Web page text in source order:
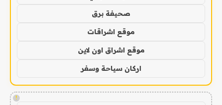
صحيفة برق
موقع اشراقات
موقع اشراق اون لاين
اركان سياحة وسفر
!